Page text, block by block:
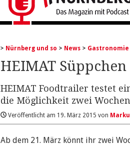
Nürnberg und so News Gastronomie
HEIMAT
HEIMAT Foodtrailer testet
die Möglichkeit zwei
Veröffentlicht am 19. März 2015 von
Ab dem 21. März könnt ihr zwei